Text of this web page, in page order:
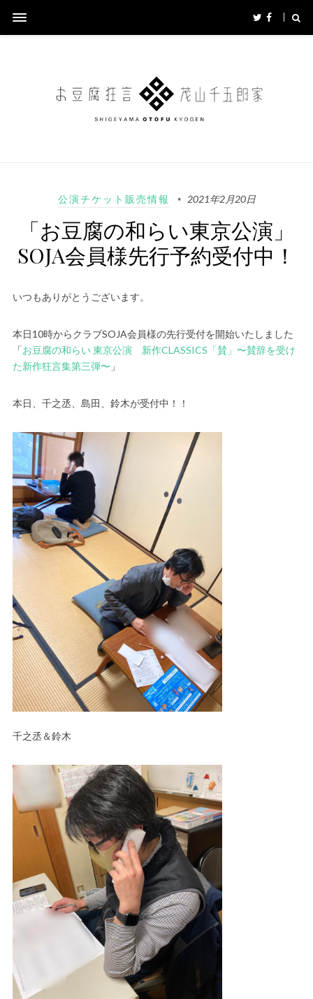
公演チケット販売情報 2021年2月20日
「お豆腐の和らい東京公演」
SOJA会員様先行予約受付中！
いつもありがとうございます。
本日10時からクラブSOJA会員様の先行受付を開始いたしました
「お豆腐の和らい 東京公演 新作CLASSICS「賛」〜賛辞を受け
た新作狂言集第三弾〜 」
本日、千之丞、島田、鈴木が受付中！！
千之丞＆鈴木